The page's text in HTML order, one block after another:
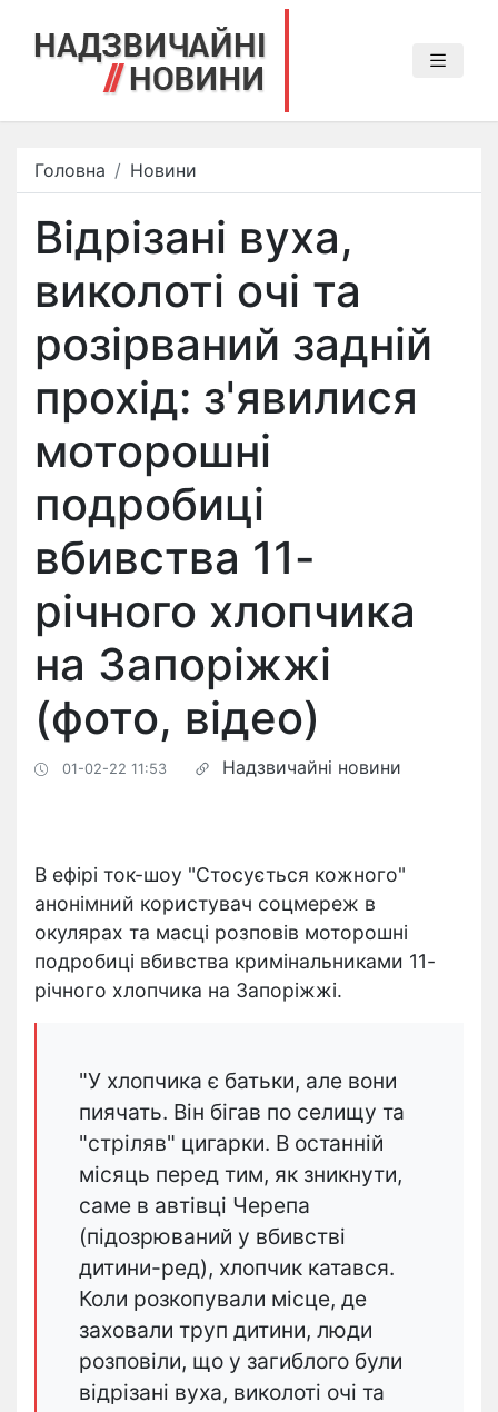
Головна Новини
Відрізані вуха,
виколоті очі та
розірваний задній
прохід: з'явилися
моторошні
подробиці
вбивства 11-
річного хлопчика
на Запоріжжі
(фото, відео)
01-02-22 11:53 Надзвичайні новини
В ефірі ток-шоу "Стосується кожного"
анонімний користувач соцмереж в
окулярах та масці розповів моторошні
подробиці вбивства кримінальниками 11-
річного хлопчика на Запоріжжі.
"У хлопчика є батьки, але вони
пиячать. Він бігав по селищу та
"стріляв" цигарки. В останній
місяць перед тим, як зникнути,
саме в автівці Черепа
(підозрюваний у вбивстві
дитини-ред), хлопчик катався.
Коли розкопували місце, де
заховали труп дитини, люди
розповіли, що у загиблого були
відрізані вуха, виколоті очі та